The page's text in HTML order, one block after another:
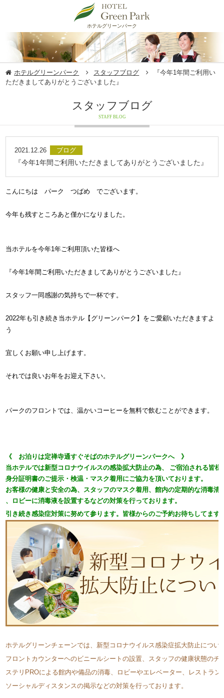
ホテルグリーンパーク
ホテルグリーンパーク スタッフブログ
『今年1年間ご利用い
ただきましてありがとうございました』
スタッフブログ
STAFF BLOG
2021.12.26 ブログ
『今年1年間ご利用いただきましてありがとうございました』
こんにちは パーク つばめ でございます。
今年も残すところあと僅かになりました。
当ホテルを今年1年ご利用頂いた皆様へ
『今年1年間ご利用いただきましてありがとうございました』
スタッフ一同感謝の気持ちで一杯です。
2022年も引き続き当ホテル【グリーンパーク】をご愛顧いただきますよ
う
宜しくお願い申し上げます。
それでは良いお年をお迎え下さい。
パークのフロントでは、温かいコーヒーを無料で飲むことができます。
《 お泊りは定禅寺通すぐそばのホテルグリーンパークへ 》​​
当ホテルでは新型コロナウイルスの感染拡大防止の為、
ご宿泊される皆様
身分証明書のご提示・検温・マスク着用にご協力を頂いております。
お客様の健康と安全の為、スタッフのマスク着用、館内の定期的な消毒清
、​
ロビーに消毒液を設置するなどの対策を行っております。
引き続き感染症対策に努めて参ります。皆様からのご予約お待ちしてます
ホテルグリーンチェーンでは、新型コロナウイルス感染症拡大防止につい
フロントカウンターヘのビニールシートの設置、スタッフの健康状態のチ
ステリPROによる館内や備品の消毒、ロビーやエレベーター、レストラン
ソーシャルディスタンスの掲示などの対策を行っております。